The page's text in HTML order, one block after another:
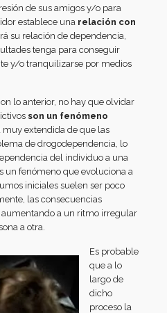
de sus amigos y/o para
establece una relación con
su relación de dependencia,
tenga para conseguir
y/o tranquilizarse por medios
lo anterior, no hay que olvidar
son un fenómeno
muy extendida de que las
de drogodependencia, lo
del individuo a una
un fenómeno que evoluciona a
iniciales suelen ser poco
las consecuencias
a un ritmo irregular
a otra.
Es probable
que a lo
largo de
dicho
proceso la